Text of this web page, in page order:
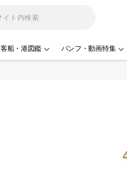
客船・港図鑑 パンフ・動画特集